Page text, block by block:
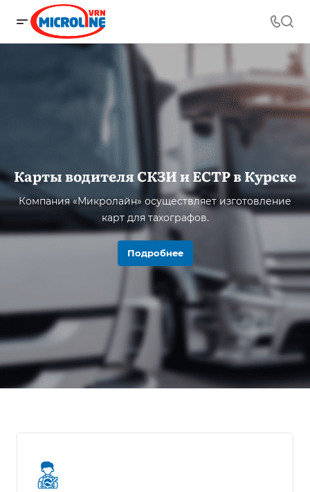
Карты водителя СКЗИ и ЕСТР в Курске
Компания «Микролайн» осуществляет изготовление
карт для тахографов.
Подробнее